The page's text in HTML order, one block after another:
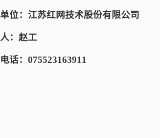
位：江苏红网技术股份有限公司
：赵工
话：075523163911